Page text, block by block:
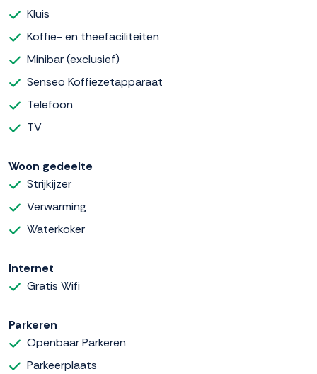
Kluis
Koffie- en theefaciliteiten
Minibar (exclusief)
Senseo Koffiezetapparaat
Telefoon
TV
Woon gedeelte
Strijkijzer
Verwarming
Waterkoker
Internet
Gratis Wifi
Parkeren
Openbaar Parkeren
Parkeerplaats